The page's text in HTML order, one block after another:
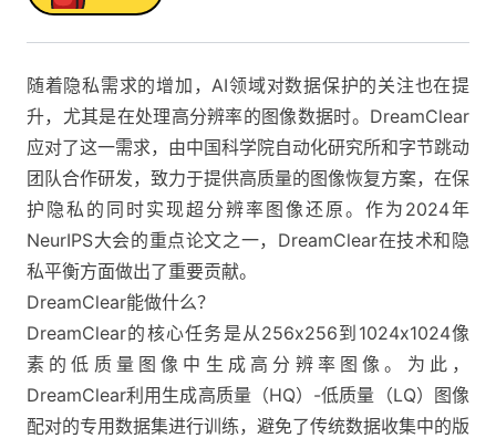
随着隐私需求的增加，AI领域对数据保护的关注也在提
升，尤其是在处理高分辨率的图像数据时。DreamClear
应对了这一需求，由中国科学院自动化研究所和字节跳动
团队合作研发，致力于提供高质量的图像恢复方案，在保
护隐私的同时实现超分辨率图像还原。作为2024年
NeurIPS大会的重点论文之一，DreamClear在技术和隐
私平衡方面做出了重要贡献。
DreamClear能做什么？
DreamClear的核心任务是从256x256到1024x1024像
素的低质量图像中生成高分辨率图像。为此，
DreamClear利用生成高质量（HQ）-低质量（LQ）图像
配对的专用数据集进行训练，避免了传统数据收集中的版